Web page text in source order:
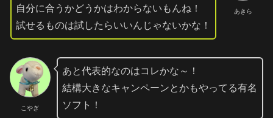
あきら
自分に合うかどうかはわからないもんね！
試せるものは試したらいいんじゃないかな！
こやぎ
あと代表的なのはコレかな～！
結構大きなキャンペーンとかもやってる有名
ソフト！